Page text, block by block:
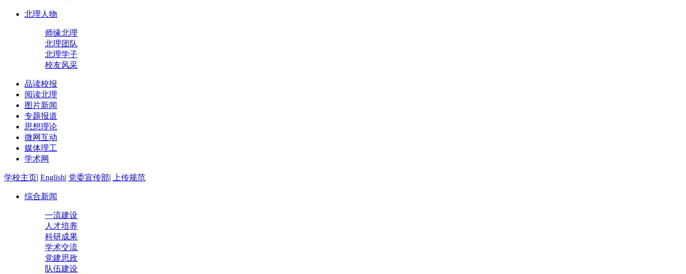
北理人物
师缘北理
北理团队
北理学子
校友风采
品读校报
阅读北理
图片新闻
专题报道
思想理论
微网互动
媒体理工
学术网
学校主页| English| 党委宣传部| 上传规范
综合新闻
一流建设
人才培养
科研成果
学术交流
党建思政
队伍建设